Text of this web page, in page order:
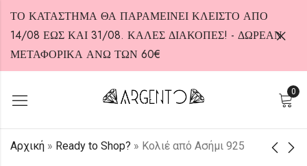
ΤΟ ΚΑΤΑΣΤΗΜΑ ΘΑ ΠΑΡΑΜΕΙΝΕΙ ΚΛΕΙΣΤΟ ΑΠΟ
14/08 ΕΩΣ ΚΑΙ 31/08. ΚΑΛΕΣ ΔΙΑΚΟΠΕΣ! - ΔΩΡΕΑΝ
ΜΕΤΑΦΟΡΙΚΑ ΑΝΩ ΤΩΝ 60€
0
Αρχική » Ready to Shop? » Κολιέ από Ασήμι 925